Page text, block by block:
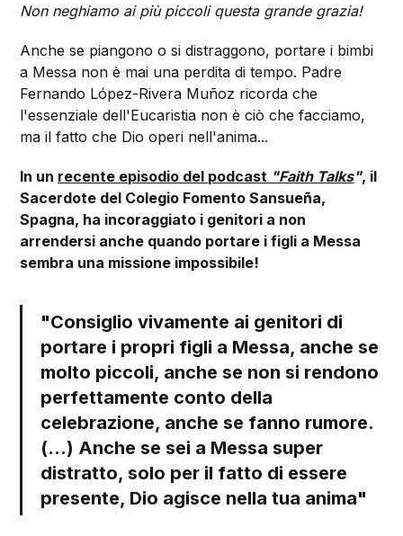
Non neghiamo ai più piccoli questa grande grazia!
Anche se piangono o si distraggono, portare i bimbi
a Messa non è mai una perdita di tempo. Padre
Fernando López-Rivera Muñoz ricorda che
l'essenziale dell'Eucaristia non è ciò che facciamo,
ma il fatto che Dio operi nell'anima...
In un recente episodio del podcast "Faith Talks", il
Sacerdote del Colegio Fomento Sansueña,
Spagna, ha incoraggiato i genitori a non
arrendersi anche quando portare i figli a Messa
sembra una missione impossibile!
"Consiglio vivamente ai genitori di
portare i propri figli a Messa, anche se
molto piccoli, anche se non si rendono
perfettamente conto della
celebrazione, anche se fanno rumore.
(...) Anche se sei a Messa super
distratto, solo per il fatto di essere
presente, Dio agisce nella tua anima"